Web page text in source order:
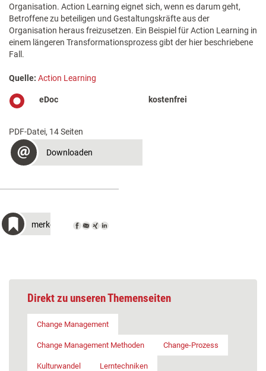
Organisation. Action Learning eignet sich, wenn es darum geht,
Betroffene zu beteiligen und Gestaltungskräfte aus der
Organisation heraus freizusetzen. Ein Beispiel für Action Learning in
einem längeren Transformationsprozess gibt der hier beschriebene
Fall.
Quelle: Action Learning
eDoc kostenfrei
PDF-Datei, 14 Seiten
Downloaden
merken
Direkt zu unseren Themenseiten
Change Management
Change Management Methoden Change-Prozess
Kulturwandel Lerntechniken